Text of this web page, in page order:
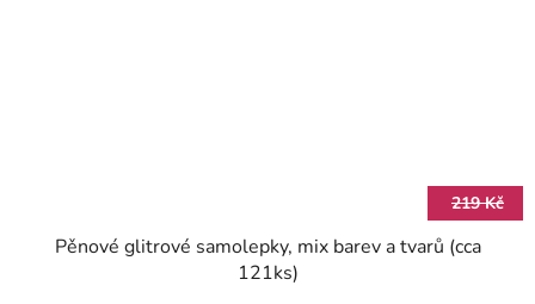
219 Kč
Pěnové glitrové samolepky, mix barev a tvarů (cca
121ks)